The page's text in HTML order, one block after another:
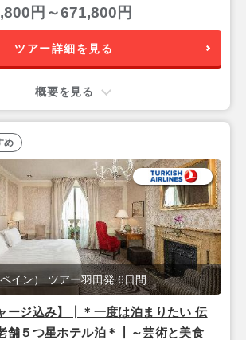
円～671,800円
ツアー詳細を見る
概要を見る
ージ込み】┃＊一度は泊まりたい 伝
舗５つ星ホテル泊＊┃～芸術と美食
イン） ツアー羽田発 6日間
め